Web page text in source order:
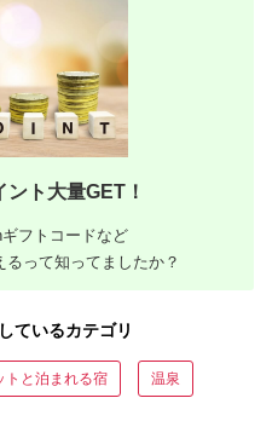
ト大量GET！
フトコードなど
って知ってましたか？
ているカテゴリ
トと泊まれる宿 温泉